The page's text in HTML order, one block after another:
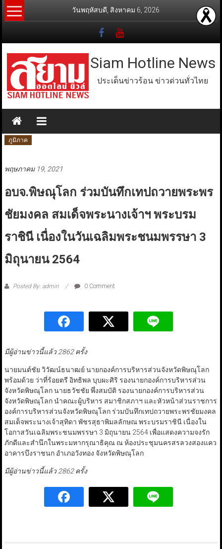
Skip
to
วันพฤหัสบดี, สิงหาคม 6, 2026
Siam Hotline News
ประเด็นข่าวร้อน ข่าวด่วนทั่วไทย
ภูมิภาค
พฤษภาคม 19, 2021
อบจ.พิษณุโลก ร่วมบันทึกเทปถวายพระพร
ชัยมงคล สมเด็จพระนางเจ้าฯ พระบรม
ราชินี เนื่องในวันเฉลิมพระชนมพรรษา 3
มิถุนายน 2564
Posted By: admin 0 Comment
มีผู้อ่านข่าวนี้แล้ว 2862 ครั้ง
นายมนต์ชัย วิวัฒน์ธนาฒย์ นายกองค์การบริหารส่วนจังหวัดพิษณุโลก
พร้อมด้วย ว่าที่ร้อยตรี อิทธิพล บุบผะศิริ รองนายกองค์การบริหารส่วน
จังหวัดพิษณุโลก นายธวัชชัย พึ่งสมบัติ รองนายกองค์การบริหารส่วน
จังหวัดพิษณุโลก นำคณะผู้บริหาร สมาชิกสภาฯ และหัวหน้าส่วนราชการ
องค์การบริหารส่วนจังหวัดพิษณุโลก ร่วมบันทึกเทปถวายพระพรชัยมงคล
สมเด็จพระนางเจ้าสุทิดา พัชรสุธาพิมลลักษณ พระบรมราชินี เนื่องใน
โอกาสวันเฉลิมพระชนมพรรษา 3 มิถุนายน 2564 เพื่อแสดงความจงรัก
ภักดีและสำนึกในพระมหากรุณาธิคุณ ณ ห้องประชุมนครสรลวงสองแคว
อาคารบึงราชนก อำเภอวังทอง จังหวัดพิษณุโลก
มีผู้อ่านข่าวนี้แล้ว 2862 ครั้ง